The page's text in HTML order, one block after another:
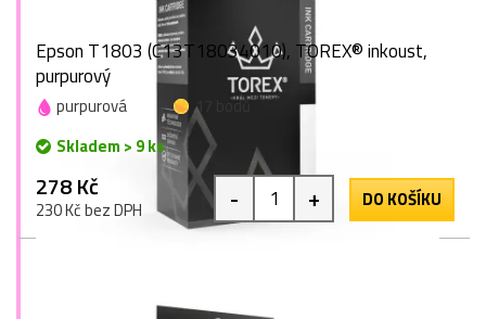
Epson T1803 (C13T18034010), TOREX® inkoust,
purpurový
purpurová
17 bodů
Skladem > 9 ks
278 Kč
230 Kč bez DPH - + DO KOŠÍKU